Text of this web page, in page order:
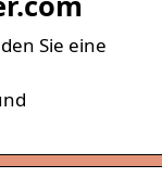
Sie eine